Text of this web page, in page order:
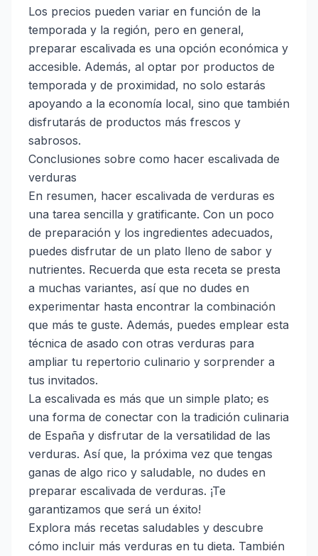
Los precios pueden variar en función de la
temporada y la región, pero en general,
preparar escalivada es una opción económica y
accesible. Además, al optar por productos de
temporada y de proximidad, no solo estarás
apoyando a la economía local, sino que también
disfrutarás de productos más frescos y
sabrosos.
Conclusiones sobre como hacer escalivada de
verduras
En resumen, hacer escalivada de verduras es
una tarea sencilla y gratificante. Con un poco
de preparación y los ingredientes adecuados,
puedes disfrutar de un plato lleno de sabor y
nutrientes. Recuerda que esta receta se presta
a muchas variantes, así que no dudes en
experimentar hasta encontrar la combinación
que más te guste. Además, puedes emplear esta
técnica de asado con otras verduras para
ampliar tu repertorio culinario y sorprender a
tus invitados.
La escalivada es más que un simple plato; es
una forma de conectar con la tradición culinaria
de España y disfrutar de la versatilidad de las
verduras. Así que, la próxima vez que tengas
ganas de algo rico y saludable, no dudes en
preparar escalivada de verduras. ¡Te
garantizamos que será un éxito!
Explora más recetas saludables y descubre
cómo incluir más verduras en tu dieta. También